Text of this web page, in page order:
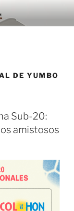
DE YUMBO
Sub-20:
amistosos